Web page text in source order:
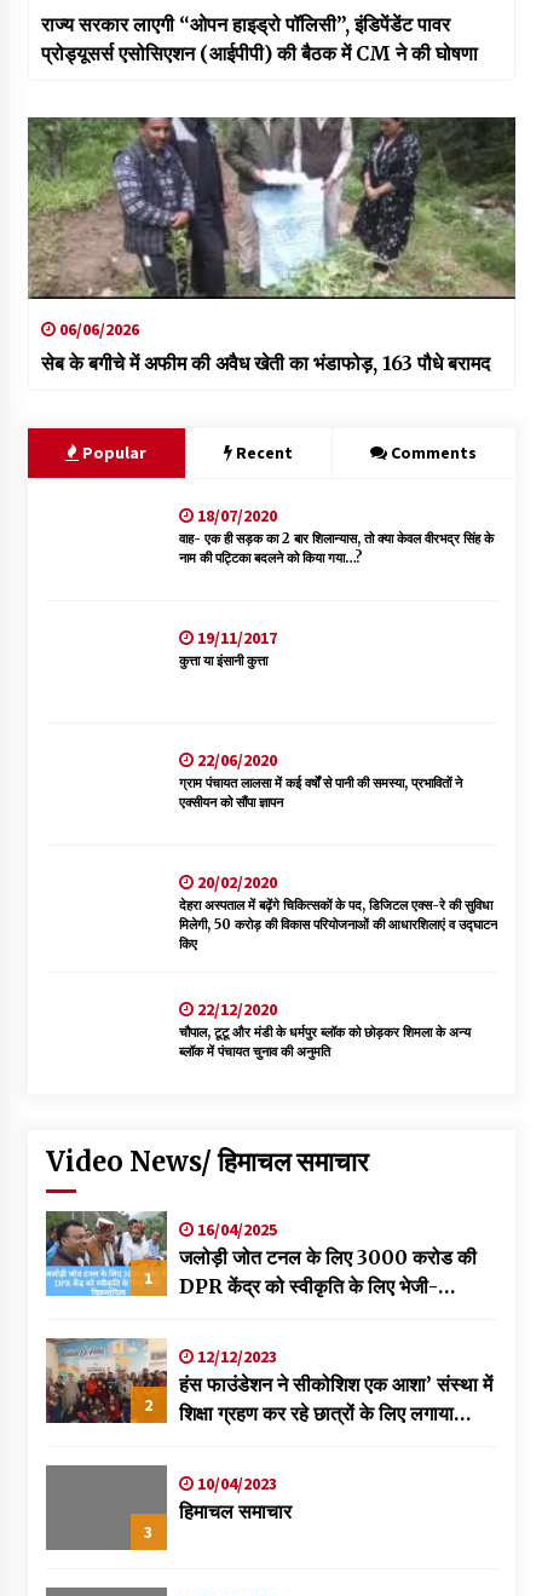
राज्य सरकार लाएगी “ओपन हाइड्रो पॉलिसी”, इंडिपेंडेंट पावर
प्रोड्यूसर्स एसोसिएशन (आईपीपी) की बैठक में CM ने की घोषणा
06/06/2026
सेब के बगीचे में अफीम की अवैध खेती का भंडाफोड़, 163 पौधे बरामद
Popular Recent Comments
18/07/2020
वाह- एक ही सड़क का 2 बार शिलान्यास, तो क्या केवल वीरभद्र सिंह के
नाम की पट्टिका बदलने को किया गया…?
19/11/2017
कुत्ता या इंसानी कुत्ता
22/06/2020
ग्राम पंचायत लालसा में कई वर्षों से पानी की समस्या, प्रभावितों ने
एक्सीयन को सौंपा ज्ञापन
20/02/2020
देहरा अस्पताल में बढ़ेंगे चिकित्सकों के पद, डिजिटल एक्स-रे की सुविधा
मिलेगी, 50 करोड़ की विकास परियोजनाओं की आधारशिलाएं व उद्घाटन
किए
22/12/2020
चौपाल, टूटू और मंडी के धर्मपुर ब्लॉक को छोड़कर शिमला के अन्य
ब्लॉक में पंचायत चुनाव की अनुमति
Video News/ हिमाचल समाचार
1
16/04/2025
जलोड़ी जोत टनल के लिए 3000 करोड की
DPR केंद्र को स्वीकृति के लिए भेजी-
2
12/12/2023
हंस फाउंडेशन ने सीकोशिश एक आशा’ संस्था में
शिक्षा ग्रहण कर रहे छात्रों के लिए लगाया
3
10/04/2023
हिमाचल समाचार